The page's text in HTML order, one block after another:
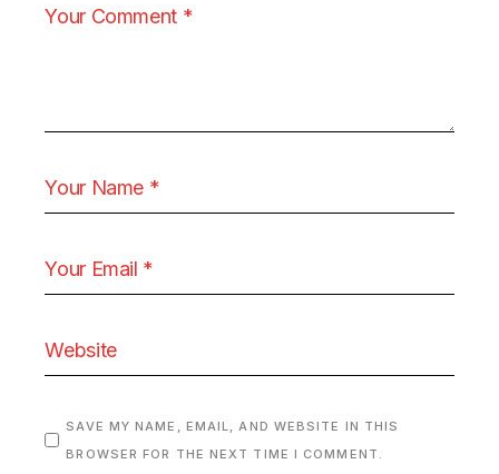
SAVE MY NAME, EMAIL, AND WEBSITE IN THIS
BROWSER FOR THE NEXT TIME I COMMENT.